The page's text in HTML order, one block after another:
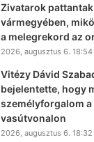
Zivatarok
vármegyében,
a melegrekord az
2026, augusztus 6. 18:54
Vitézy Dávid
bejelentette, hogy
személyforgalom
vasútvonalon
2026, augusztus 6. 18:32